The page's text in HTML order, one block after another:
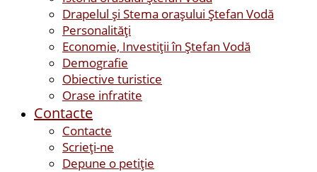
Drapelul şi Stema oraşului Ştefan Vodă
Personalităţi
Economie, Investiţii în Ştefan Vodă
Demografie
Obiective turistice
Orase infratite
Contacte
Contacte
Scrieți-ne
Depune o petiție